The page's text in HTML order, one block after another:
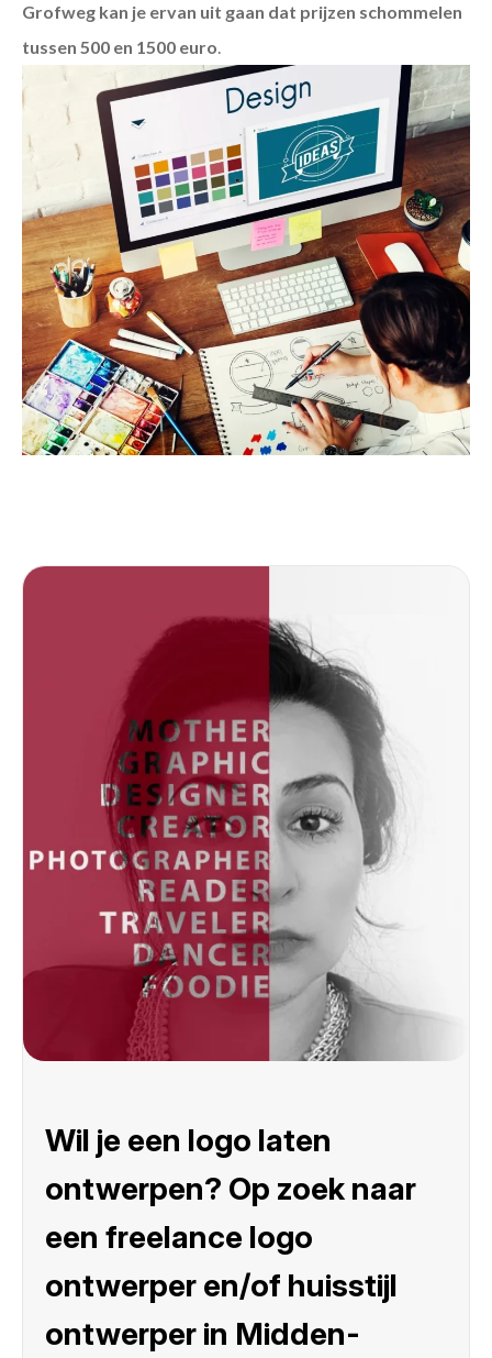
Grofweg kan je ervan uit gaan dat prijzen schommelen
tussen 500 en 1500 euro.
Wil je een logo laten
ontwerpen? Op zoek naar
een freelance logo
ontwerper en/of huisstijl
ontwerper in Midden-